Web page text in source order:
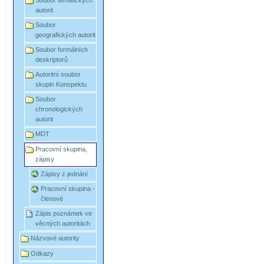
autorit
Soubor
geografických autorit
Soubor formálních
deskriptorů
Autoritní soubor
skupin Konspektu
Soubor
chronologických
autorit
MDT
Pracovní skupina,
zápisy
Zápisy z jednání
Pracovní skupina -
členové
Zápis poznámek ve
věcných autoritách
Názvové autority
Odkazy